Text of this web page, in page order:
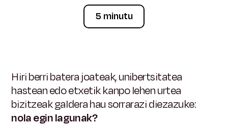
5 minutu
Hiri berri batera joateak, unibertsitatea
hastean edo etxetik kanpo lehen urtea
bizitzeak galdera hau sorrarazi diezazuke:
nola egin lagunak?